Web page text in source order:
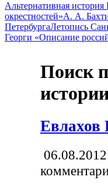
Альтернативная история
окрестностей»А. А.
ПетербургаЛетопись
Георги «Описание
Поиск
Евлахов
06.08.2012